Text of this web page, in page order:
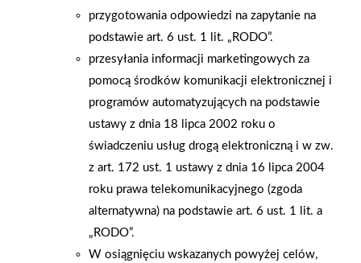
2022-09-30
Wspólne spotkanie z
ekologią - Przedszkole
nr 15 i Mrówka
Starachowice
2022-09-28
W Głosie PSB nr5/2022
m.in. porady o wyborze
narzędzi i odzieży
przygotowania odpowiedzi na zapytanie na
podstawie art. 6 ust. 1 lit. „RODO”.
przesyłania informacji marketingowych za
pomocą środków komunikacji elektronicznej i
programów automatyzujących na podstawie
ustawy z dnia 18 lipca 2002 roku o
świadczeniu usług drogą elektroniczną i w zw.
z art. 172 ust. 1 ustawy z dnia 16 lipca 2004
roku prawa telekomunikacyjnego (zgoda
alternatywna) na podstawie art. 6 ust. 1 lit. a
„RODO”.
W osiągnięciu wskazanych powyżej celów,